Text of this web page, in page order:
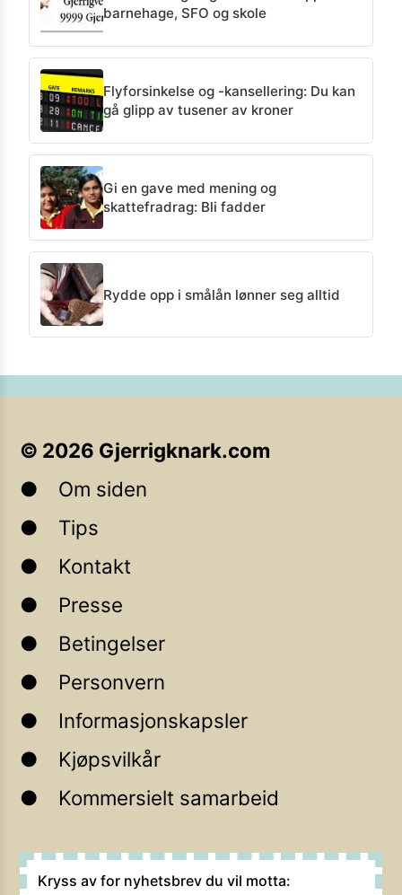
barnehage, SFO og skole
Flyforsinkelse og -kansellering: Du kan
gå glipp av tusener av kroner
Gi en gave med mening og
skattefradrag: Bli fadder
Rydde opp i smålån lønner seg alltid
© 2026 Gjerrigknark.com
Om siden
Tips
Kontakt
Presse
Betingelser
Personvern
Informasjonskapsler
Kjøpsvilkår
Kommersielt samarbeid
Kryss av for nyhetsbrev du vil motta: